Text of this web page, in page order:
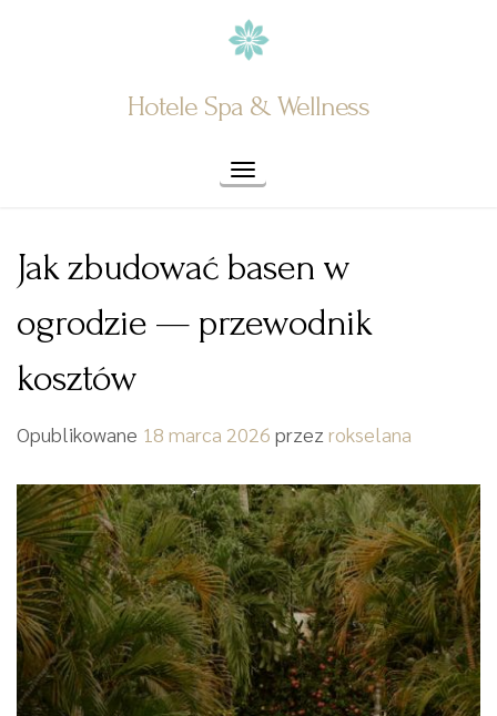
Hotele Spa & Wellness
Toggle navigation
Jak zbudować basen w
ogrodzie — przewodnik
kosztów
Opublikowane 18 marca 2026 przez rokselana